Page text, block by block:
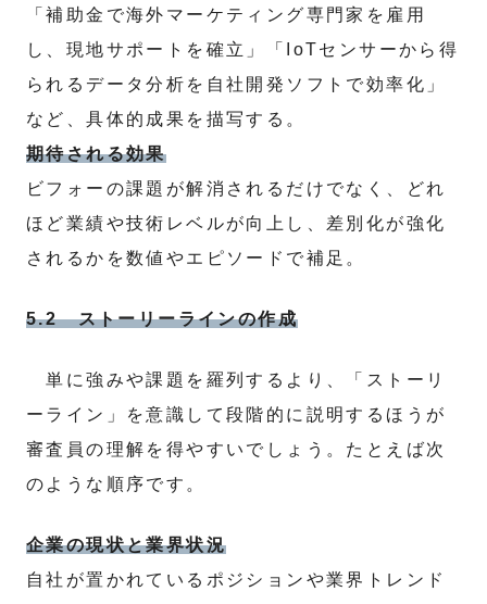
「補助金で海外マーケティング専門家を雇用
し、現地サポートを確立」「IoTセンサーから得
られるデータ分析を自社開発ソフトで効率化」
など、具体的成果を描写する。
期待される効果
ビフォーの課題が解消されるだけでなく、どれ
ほど業績や技術レベルが向上し、差別化が強化
されるかを数値やエピソードで補足。
5.2 ストーリーラインの作成
単に強みや課題を羅列するより、「ストーリ
ーライン」を意識して段階的に説明するほうが
審査員の理解を得やすいでしょう。たとえば次
のような順序です。
企業の現状と業界状況
自社が置かれているポジションや業界トレンド